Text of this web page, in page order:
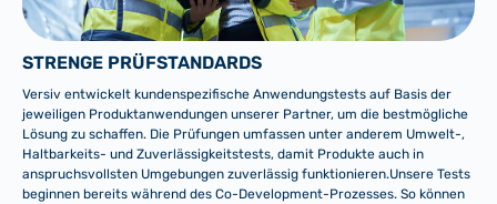
STRENGE PRÜFSTANDARDS
Versiv entwickelt kundenspezifische Anwendungstests auf Basis der
jeweiligen Produktanwendungen unserer Partner, um die bestmögliche
Lösung zu schaffen. Die Prüfungen umfassen unter anderem Umwelt-,
Haltbarkeits- und Zuverlässigkeitstests, damit Produkte auch in
anspruchsvollsten Umgebungen zuverlässig funktionieren.Unsere Tests
beginnen bereits während des Co-Development-Prozesses. So können